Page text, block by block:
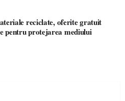
reciclate, oferite gratuit
pentru protejarea mediului